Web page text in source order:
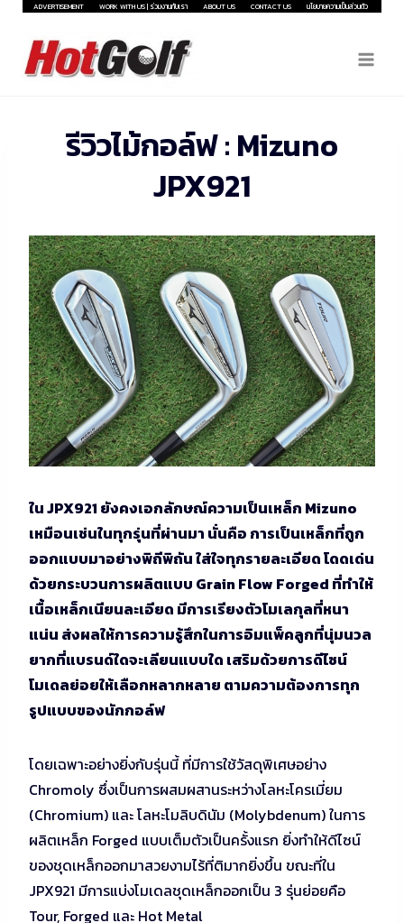
Skip
content
ADVERTISEMENT WORK WITH US | ร่วมงานกับเรา ABOUT US CONTACT US นโยบายความเป็นส่วนตัว
รีวิวไม้กอล์ฟ : Mizuno
JPX921
ใน JPX921 ยังคงเอกลักษณ์ความเป็นเหล็ก Mizuno
เหมือนเช่นในทุกรุ่นที่ผ่านมา นั่นคือ การเป็นเหล็กที่ถูก
ออกแบบมาอย่างพิถีพิถัน ใส่ใจทุกรายละเอียด โดดเด่น
ด้วยกระบวนการผลิตแบบ Grain Flow Forged ที่ทำให้
เนื้อเหล็กเนียนละเอียด มีการเรียงตัวโมเลกุลที่หนา
แน่น ส่งผลให้การความรู้สึกในการอิมแพ็คลูกที่นุ่มนวล
ยากที่แบรนด์ใดจะเลียนแบบใด เสริมด้วยการดีไซน์
โมเดลย่อยให้เลือกหลากหลาย ตามความต้องการทุก
รูปแบบของนักกอล์ฟ
โดยเฉพาะอย่างยิ่งกับรุ่นนี้ ที่มีการใช้วัสดุพิเศษอย่าง
Chromoly ซึ่งเป็นการผสมผสานระหว่างโลหะโครเมี่ยม
(Chromium) และ โลหะโมลิบดินัม (Molybdenum) ในการ
ผลิตเหล็ก Forged แบบเต็มตัวเป็นครั้งแรก ยิ่งทำให้ดีไซน์
ของชุดเหล็กออกมาสวยงามไร้ที่ติมากยิ่งขึ้น ขณะที่ใน
JPX921 มีการแบ่งโมเดลชุดเหล็กออกเป็น 3 รุ่นย่อยคือ
Tour, Forged และ Hot Metal